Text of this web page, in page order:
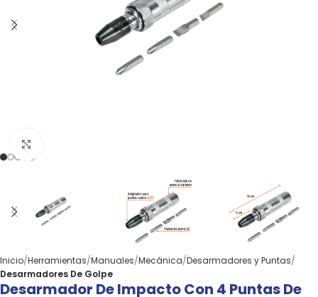
Inicio Herramientas Manuales Mecánica Desarmadores y Puntas
Desarmadores De Golpe
Desarmador De Impacto Con 4 Puntas De